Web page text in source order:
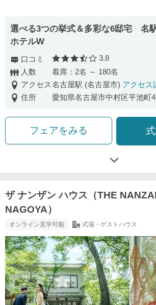
選べる3つの挙式＆多彩な6邸宅 名
ホテルW
口コミ 口コミ評価
3.8
人数
着席：2名 ～ 180名
アクセス名古屋駅 (名古屋市) アクセス
住所
愛知県名古屋市中村区平池町
フェアをみる
ザ ナンザン ハウス（THE
NAGOYA）
オンライン見学可能 式場・ゲストハウス